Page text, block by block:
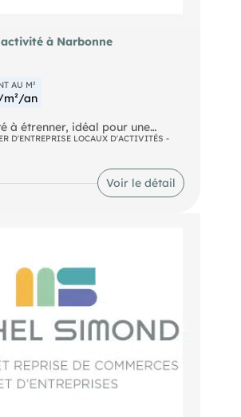
à Narbonne
AU M²
m²/an
à étrenner, idéal pour une
souhaitant se développer
mezzanine béton de 100M2 offre
solutions d'aménagement. Porte
Emplacement idéal. Nous
D'ENTREPRISE LOCAUX D'ACTIVITÉS -
Voir le détail